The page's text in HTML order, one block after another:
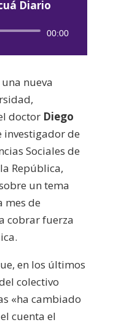
Diario
00:00
nueva
doctor Diego
investigador de
Sociales de
República,
un tema
mes de
cobrar fuerza
en los últimos
colectivo
«ha cambiado
cuenta el